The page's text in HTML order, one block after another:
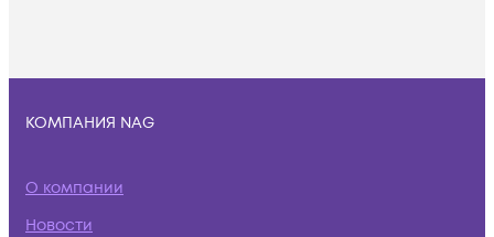
КОМПАНИЯ NAG
О компании
Новости